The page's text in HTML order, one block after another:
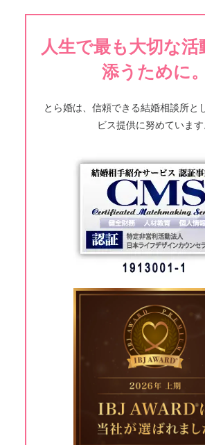
人生で最も大切な活
添うために。
とら婚は、信頼できる結婚相談所と
ビス提供に努めています